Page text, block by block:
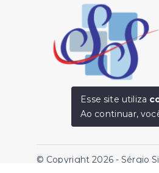
© Copyright 2026 - Sérgio
Esse site utiliza
Ao continuar,